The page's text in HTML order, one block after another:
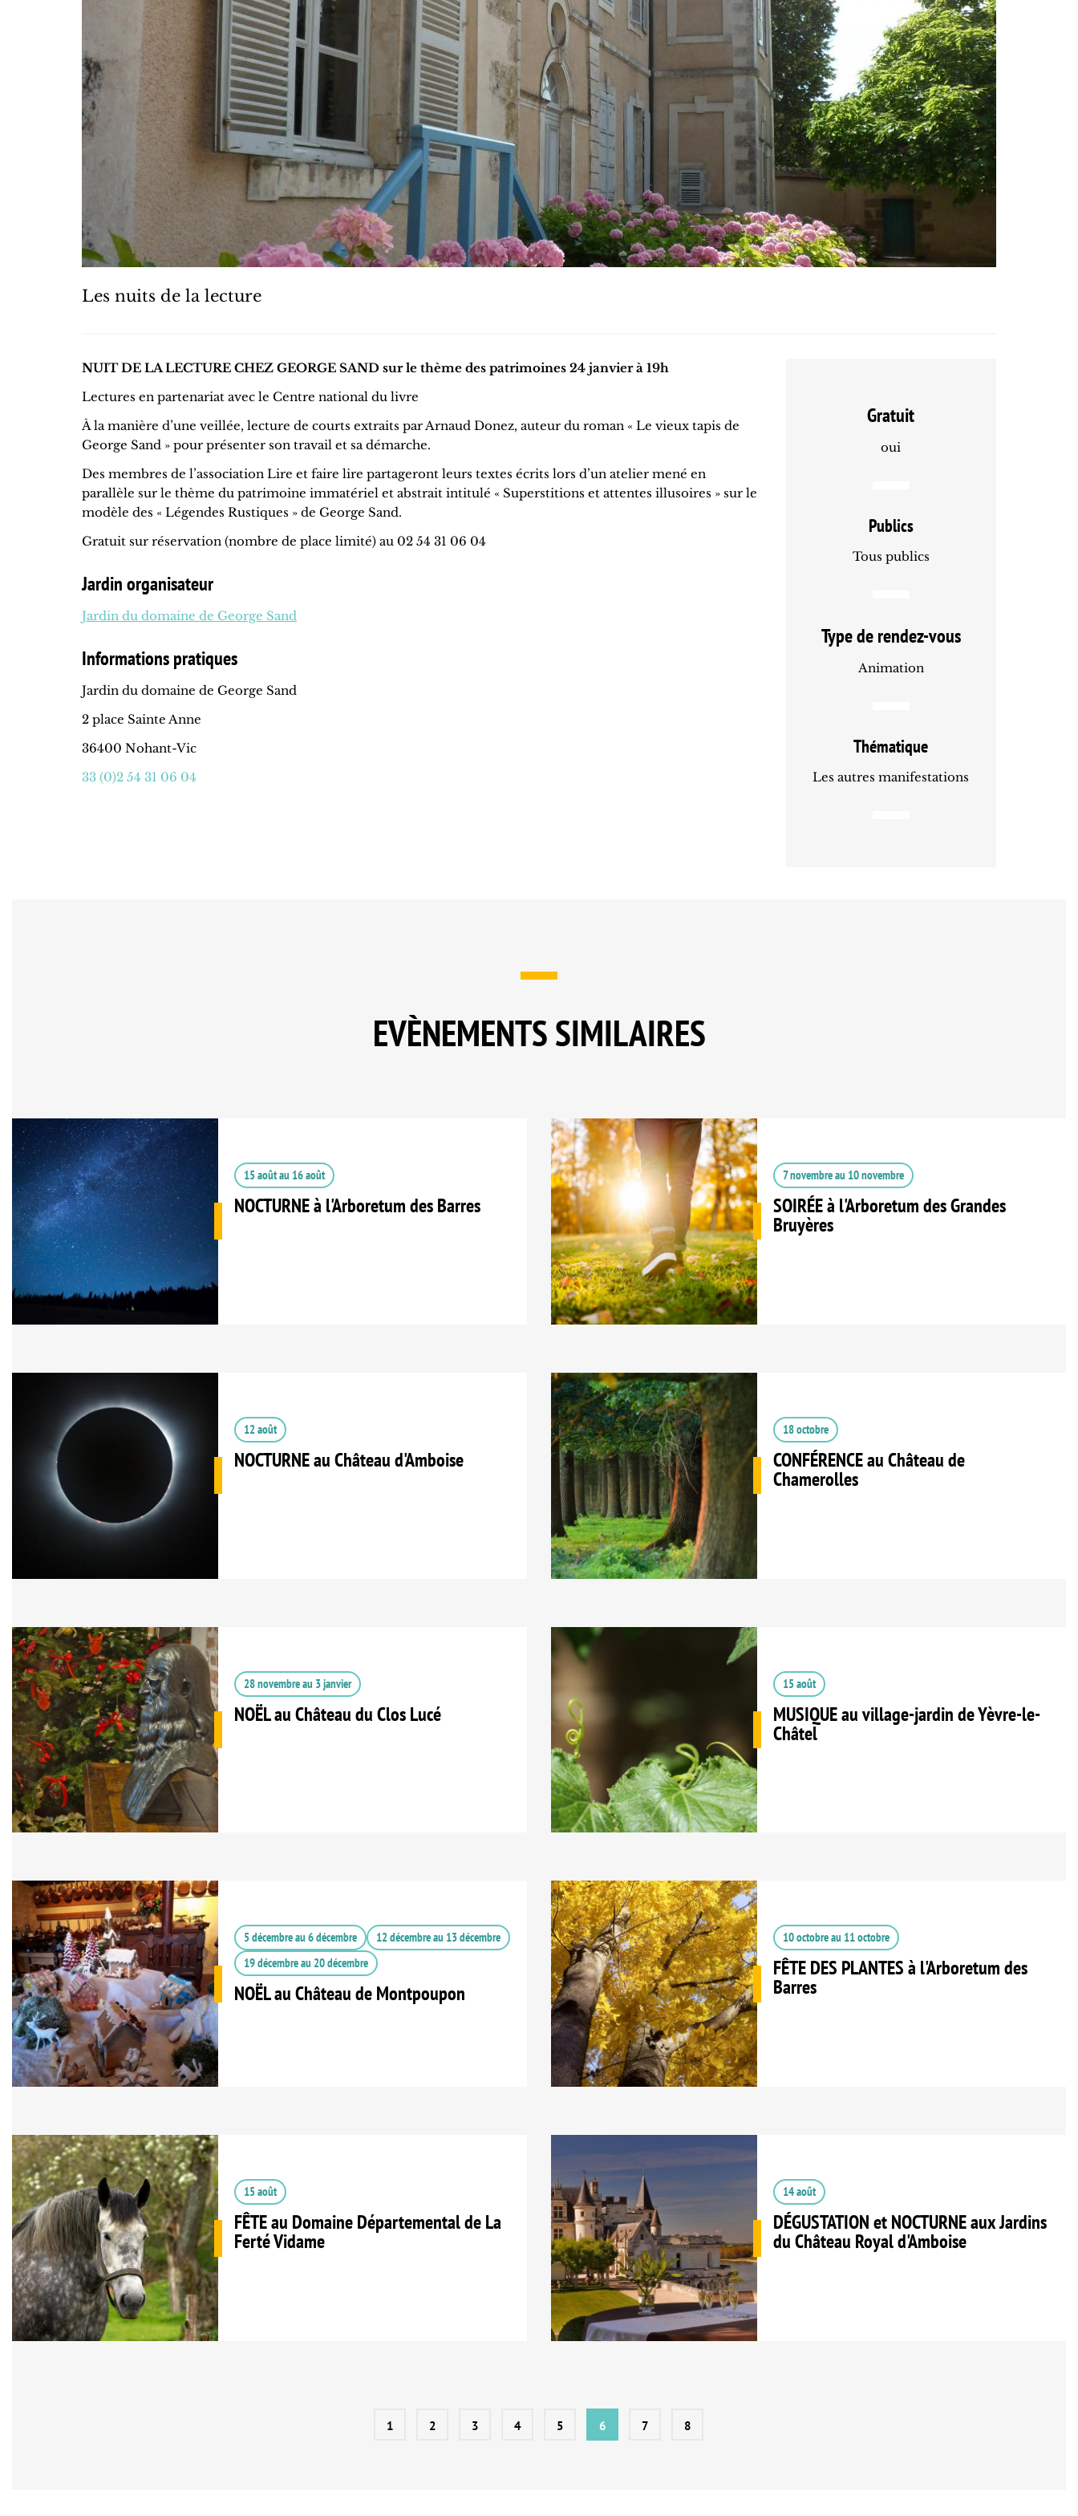
Les nuits de la lecture
NUIT DE LA LECTURE CHEZ GEORGE SAND sur le thème des patrimoines 24 janvier à 19h
Lectures en partenariat avec le Centre national du livre
À la manière d’une veillée, lecture de courts extraits par Arnaud Donez, auteur du roman « Le vieux tapis de
George Sand » pour présenter son travail et sa démarche.
Des membres de l’association Lire et faire lire partageront leurs textes écrits lors d’un atelier mené en
parallèle sur le thème du patrimoine immatériel et abstrait intitulé « Superstitions et attentes illusoires » sur le
modèle des « Légendes Rustiques » de George Sand.
Gratuit sur réservation (nombre de place limité) au 02 54 31 06 04
Jardin organisateur
Jardin du domaine de George Sand
Informations pratiques
Jardin du domaine de George Sand
2 place Sainte Anne
36400 Nohant-Vic
33 (0)2 54 31 06 04
Gratuit
oui
Publics
Tous publics
Type de rendez-vous
Animation
Thématique
Les autres manifestations
EVÈNEMENTS SIMILAIRES
15 aoûtau 16 août
NOCTURNE à l'Arboretum des Barres
7 novembreau 10 novembre
SOIRÉE à l'Arboretum des Grandes
Bruyères
12 août
NOCTURNE au Château d'Amboise
18 octobre
CONFÉRENCE au Château de
Chamerolles
28 novembreau 3 janvier
NOËL au Château du Clos Lucé
15 août
MUSIQUE au village-jardin de Yèvre-le-
Châtel
5 décembreau6 décembre 12 décembreau 13 décembre
19 décembreau 20 décembre
NOËL au Château de Montpoupon
10 octobreau 11 octobre
FÊTE DES PLANTES à l'Arboretum des
Barres
15 août
FÊTE au Domaine Départemental de La
Ferté Vidame
14 août
DÉGUSTATION et NOCTURNE aux Jardins
du Château Royal d'Amboise
1 2 3 4 5 6 7 8